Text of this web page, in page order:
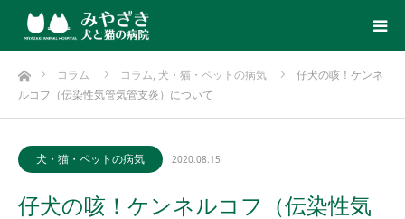
ホームコラム コラム, 犬・猫・ペットの病気
仔犬の咳！ケンネ
ルコフ（伝染性気管気管支炎）について
犬・猫・ペットの病気 2020.08.15
仔犬の咳！ケンネルコフ（伝染性気